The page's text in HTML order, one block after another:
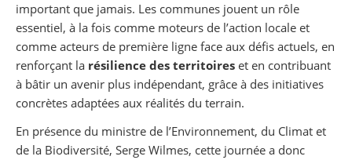
important que jamais. Les communes jouent un rôle
essentiel, à la fois comme moteurs de l’action locale et
comme acteurs de première ligne face aux défis actuels, en
renforçant la résilience des territoires et en contribuant
à bâtir un avenir plus indépendant, grâce à des initiatives
concrètes adaptées aux réalités du terrain.
En présence du ministre de l’Environnement, du Climat et
de la Biodiversité, Serge Wilmes, cette journée a donc